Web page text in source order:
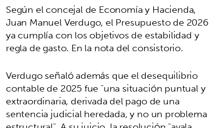
Según el concejal de Economía y Hacienda,
Juan Manuel Verdugo, el Presupuesto de 2026
ya cumplía con los objetivos de estabilidad y
regla de gasto. En la nota del consistorio.
Verdugo señaló además que el desequilibrio
contable de 2025 fue "una situación puntual y
extraordinaria, derivada del pago de una
sentencia judicial heredada, y no un problema